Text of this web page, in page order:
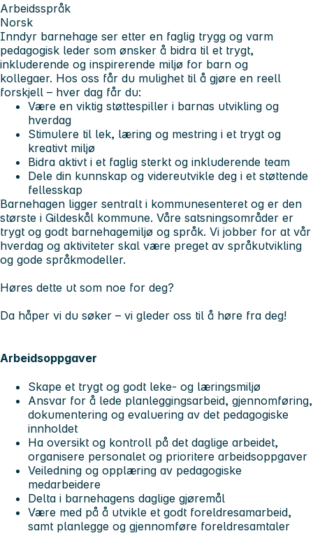
Arbeidsspråk
Norsk
Inndyr barnehage ser etter en faglig trygg og varm
pedagogisk leder som ønsker å bidra til et trygt,
inkluderende og inspirerende miljø for barn og
kollegaer. Hos oss får du mulighet til å gjøre en reell
forskjell – hver dag får du:
Være en viktig støttespiller i barnas utvikling og
hverdag
Stimulere til lek, læring og mestring i et trygt og
kreativt miljø
Bidra aktivt i et faglig sterkt og inkluderende team
Dele din kunnskap og videreutvikle deg i et støttende
fellesskap
Barnehagen ligger sentralt i kommunesenteret og er den
største i Gildeskål kommune. Våre satsningsområder er
trygt og godt barnehagemiljø og språk. Vi jobber for at vår
hverdag og aktiviteter skal være preget av språkutvikling
og gode språkmodeller.
Høres dette ut som noe for deg?
Da håper vi du søker – vi gleder oss til å høre fra deg!
Arbeidsoppgaver
Skape et trygt og godt leke- og læringsmiljø
Ansvar for å lede planleggingsarbeid, gjennomføring,
dokumentering og evaluering av det pedagogiske
innholdet
Ha oversikt og kontroll på det daglige arbeidet,
organisere personalet og prioritere arbeidsoppgaver
Veiledning og opplæring av pedagogiske
medarbeidere
Delta i barnehagens daglige gjøremål
Være med på å utvikle et godt foreldresamarbeid,
samt planlegge og gjennomføre foreldresamtaler